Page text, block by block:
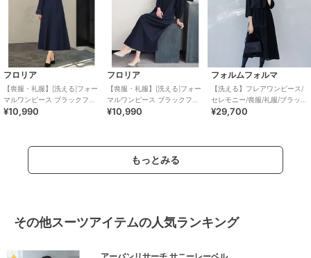
フロリア
【喪服・礼服】[洗える]フォー
マルワンピース ブラックフォ
ーマル セレモニー 卒業式 入学
¥10,990
フロリア
【喪服・礼服】[洗える]フォー
マルワンピース ブラックフォ
ーマル セレモニー 卒業式 入学
¥10,990
フォルムフォルマ
【洗える】フレアワンピース/
セレモニー/喪服/礼服/ブラック
フォーマル
¥29,700
もっとみる
その他スーツアイテムの人気ランキング